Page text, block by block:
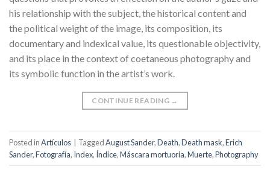
his relationship with the subject, the historical content and
the political weight of the image, its composition, its
documentary and indexical value, its questionable objectivity,
and its place in the context of coetaneous photography and
its symbolic function in the artist’s work.
CONTINUE READING →
Posted inArtículos | TaggedAugust Sander,Death,Death mask,Erich
Sander,Fotografía, Index, Índice,Máscara mortuoria,Muerte,Photography